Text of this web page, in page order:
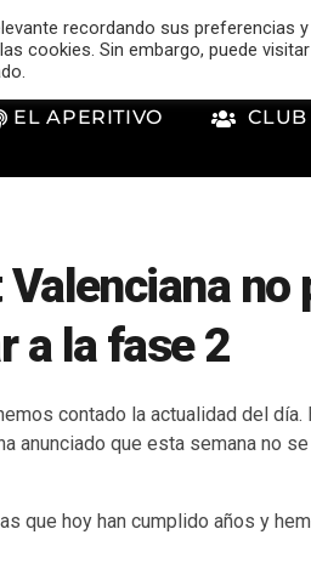
EL APERITIVO CLUB
no
a la fase 2
contado la actualidad del
anunciado que esta semana no
que hoy han cumplido años y
recordando sus preferencias y
cookies. Sin embargo, puede visitar